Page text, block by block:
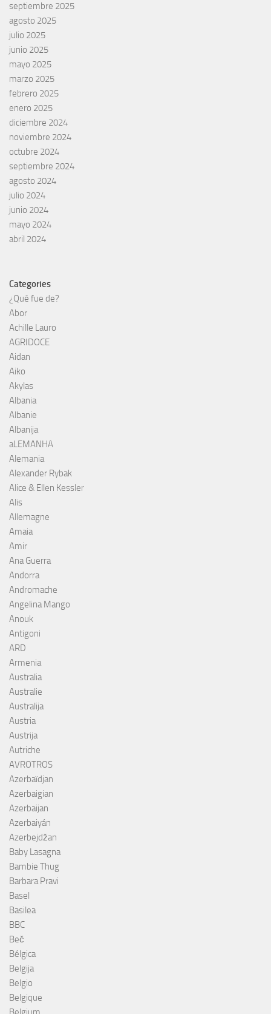
septiembre 2025
agosto 2025
julio 2025
junio 2025
mayo 2025
marzo 2025
febrero 2025
enero 2025
diciembre 2024
noviembre 2024
octubre 2024
septiembre 2024
agosto 2024
julio 2024
junio 2024
mayo 2024
abril 2024
Categories
¿Qué fue de?
Abor
Achille Lauro
AGRIDOCE
Aidan
Aiko
Akylas
Albania
Albanie
Albanija
aLEMANHA
Alemania
Alexander Rybak
Alice & Ellen Kessler
Alis
Allemagne
Amaia
Amir
Ana Guerra
Andorra
Andromache
Angelina Mango
Anouk
Antigoni
ARD
Armenia
Australia
Australie
Australija
Austria
Austrija
Autriche
AVROTROS
Azerbaïdjan
Azerbaigian
Azerbaijan
Azerbaiyán
Azerbejdžan
Baby Lasagna
Bambie Thug
Barbara Pravi
Basel
Basilea
BBC
Beč
Bélgica
Belgija
Belgio
Belgique